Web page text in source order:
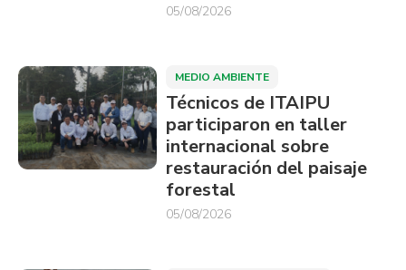
05/08/2026
MEDIO AMBIENTE
Técnicos de ITAIPU
participaron en taller
internacional sobre
restauración del paisaje
forestal
05/08/2026